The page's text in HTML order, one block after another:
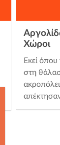
Χώροι
Εκεί
στη